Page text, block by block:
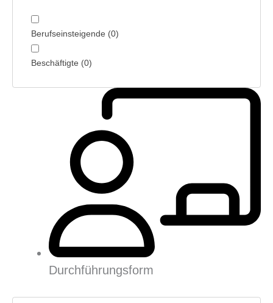
Berufseinsteigende (0)
Beschäftigte (0)
Durchführungsform